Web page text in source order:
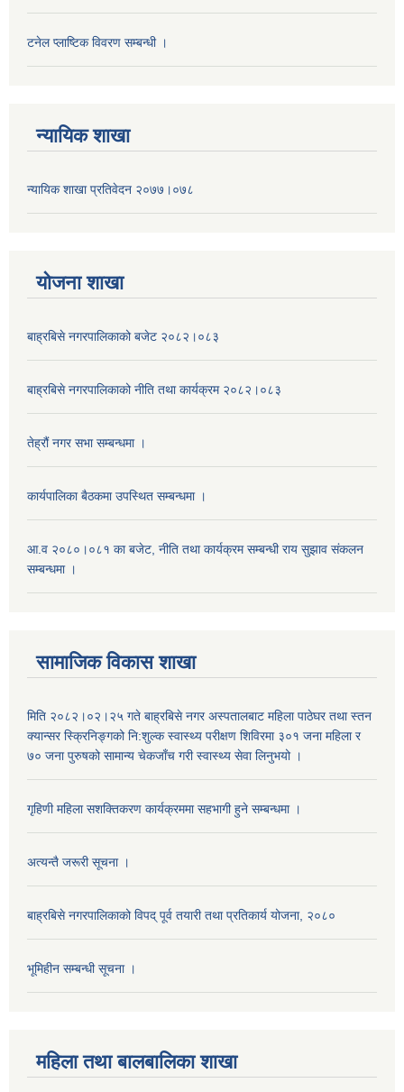
टनेल प्लाष्टिक विवरण सम्बन्धी ।
न्यायिक शाखा
न्यायिक शाखा प्रतिवेदन २०७७।०७८
याेजना शाखा
बाह्रबिसे नगरपालिकाको बजेट २०८२।०८३
बाह्रबिसे नगरपालिकाको नीति तथा कार्यक्रम २०८२।०८३
तेह्रौं नगर सभा सम्बन्धमा ।
कार्यपालिका बैठकमा उपस्थित सम्बन्धमा ।
आ.व २०८०।०८१ का बजेट, नीति तथा कार्यक्रम सम्बन्धी राय सुझाव संकलन
सम्बन्धमा ।
सामाजिक विकास शाखा
मिति २०८२।०२।२५ गते बाह्रबिसे नगर अस्पतालबाट महिला पाठेघर तथा स्तन
क्यान्सर स्क्रिनिङ्गको नि:शुल्क स्वास्थ्य परीक्षण शिविरमा ३०१ जना महिला र
७० जना पुरुषको सामान्य चेकजाँच गरी स्वास्थ्य सेवा लिनुभयो ।
गृहिणी महिला सशक्तिकरण कार्यक्रममा सहभागी हुने सम्बन्धमा ।
अत्यन्तै जरूरी सूचना ।
बाह्रबिसे नगरपालिकाको विपद् पूर्व तयारी तथा प्रतिकार्य योजना, २०८०
भूमिहीन सम्बन्धी सूचना ।
महिला तथा बालबालिका शाखा